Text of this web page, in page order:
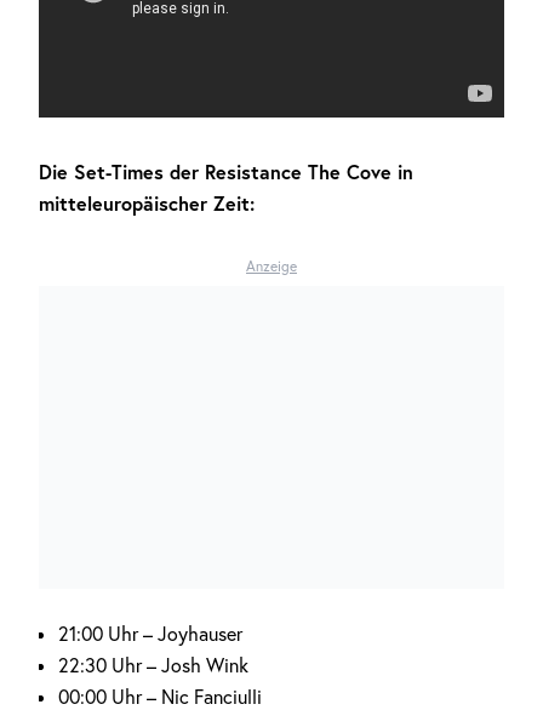
Die Set-Times der Resistance The Cove in
mitteleuropäischer Zeit:
Anzeige
21:00 Uhr – Joyhauser
22:30 Uhr – Josh Wink
00:00 Uhr – Nic Fanciulli